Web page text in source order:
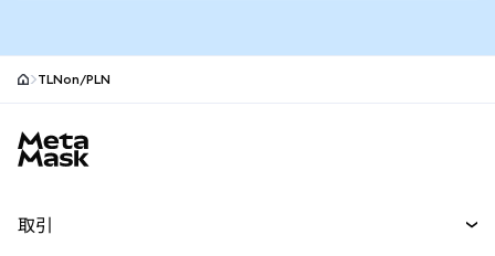
TLNon/PLN
取引